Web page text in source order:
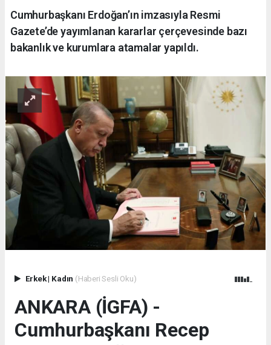
Cumhurbaşkanı Erdoğan’ın imzasıyla Resmi
Gazete’de yayımlanan kararlar çerçevesinde bazı
bakanlık ve kurumlara atamalar yapıldı.
Erkek| Kadın (Haberi Sesli Oku)
ANKARA (İGFA) -
Cumhurbaşkanı Recep